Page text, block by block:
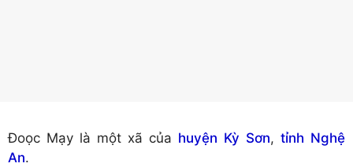
Đoọc Mạy là một xã của huyện Kỳ Sơn, tỉnh Nghệ
An.